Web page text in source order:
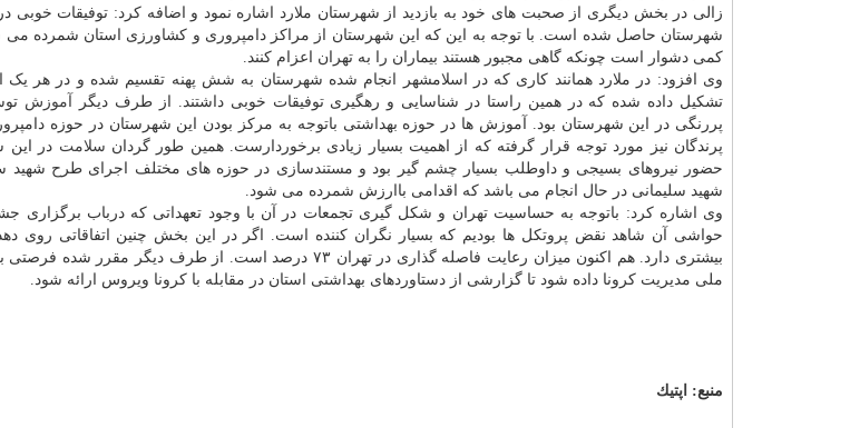
زالی در بخش دیگری از صحبت های خود به بازدید از شهرستان ملارد اشاره نمود و اضافه کرد: توفیقات خوبی
شهرستان حاصل شده است. با توجه به این که این شهرستان از مراکز دامپروری و کشاورزی استان شمرده می
کمی دشوار است چونکه گاهی مجبور هستند بیماران را به تهران اعزام کنند.
وی افزود: در ملارد همانند کاری که در اسلامشهر انجام شده شهرستان به شش پهنه تقسیم شده و در هر یک
تشکیل داده شده که در همین راستا در شناسایی و رهگیری توفیقات خوبی داشتند. از طرف دیگر آموزش
پررنگی در این شهرستان بود. آموزش ها در حوزه بهداشتی باتوجه به مرکز بودن این شهرستان در حوزه
پرندگان نیز مورد توجه قرار گرفته که از اهمیت بسیار زیادی برخوردارست. همین طور گردان سلامت در این
حضور نیروهای بسیجی و داوطلب بسیار چشم گیر بود و مستندسازی در حوزه های مختلف اجرای طرح شهید
شهید سلیمانی در حال انجام می باشد که اقدامی باارزش شمرده می شود.
وی اشاره کرد: باتوجه به حساسیت تهران و شکل گیری تجمعات در آن با وجود تعهداتی که درباب برگزاری
حواشی آن شاهد نقض پروتکل ها بودیم که بسیار نگران کننده است. اگر در این بخش چنین اتفاقاتی روی
بیشتری دارد. هم اکنون میزان رعایت فاصله گذاری در تهران ۷۳ درصد است. از طرف
ملی مدیریت کرونا داده شود تا گزارشی از دستاوردهای بهداشتی استان در مقابله با کرونا ویروس ارائه شود.
منبع: اپتیك